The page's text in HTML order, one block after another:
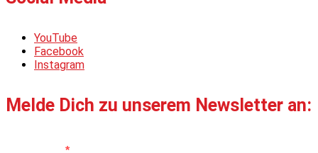
YouTube
Facebook
Instagram
Melde Dich zu unserem Newsletter an: